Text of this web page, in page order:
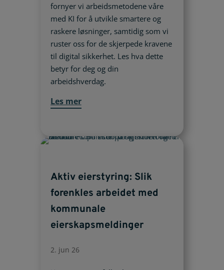
fornyer vi arbeidsmetodene våre
med KI for å utvikle smartere og
raskere løsninger, samtidig som vi
ruster oss for de skjerpede kravene
til digital sikkerhet. Les hva dette
betyr for deg og din
arbeidshverdag.
Les mer
Aktiv eierstyring: Slik
forenkles arbeidet med
kommunale
eierskapsmeldinger
2. jun 26